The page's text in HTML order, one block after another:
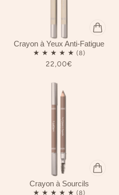
Crayon à Yeux Anti-Fatigue
22,00€
Crayon à Sourcils